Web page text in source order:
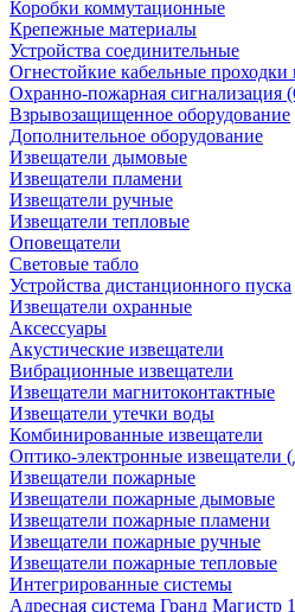
Коробки коммутационные
Крепежные материалы
Устройства соединительные
Огнестойкие кабельные проходки
Охранно-пожарная
Взрывозащищенное оборудование
Дополнительное оборудование
Извещатели дымовые
Извещатели пламени
Извещатели ручные
Извещатели тепловые
Оповещатели
Световые табло
Устройства дистанционного пуска
Извещатели охранные
Аксессуары
Акустические извещатели
Вибрационные извещатели
Извещатели магнитоконтактные
Извещатели утечки воды
Комбинированные извещатели
Оптико-электронные извещатели
Извещатели пожарные
Извещатели пожарные дымовые
Извещатели пожарные пламени
Извещатели пожарные ручные
Извещатели пожарные тепловые
Интегрированные системы
Адресная система Гранд Магистр